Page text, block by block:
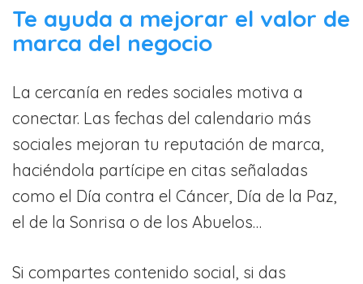
Te ayuda a mejorar el valor de
marca del negocio
La cercanía en redes sociales motiva a
conectar. Las fechas del calendario más
sociales mejoran tu reputación de marca,
haciéndola partícipe en citas señaladas
como el Día contra el Cáncer, Día de la Paz,
el de la Sonrisa o de los Abuelos…
Si compartes contenido social, si das